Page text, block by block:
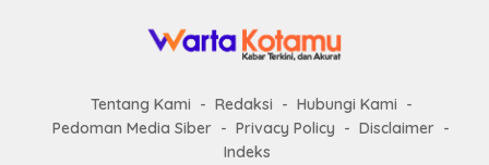
Tentang Kami Redaksi
Hubungi Kami
Pedoman Media Siber
Privacy Policy
Disclaimer
Indeks